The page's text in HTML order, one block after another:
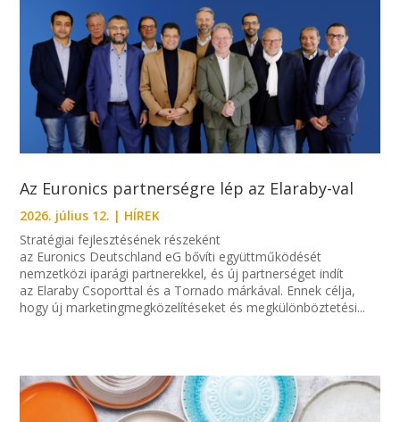
Az Euronics partnerségre lép az Elaraby-val
2026. július 12. | HÍREK
Stratégiai fejlesztésének részeként
az Euronics Deutschland eG bővíti együttműködését
nemzetközi iparági partnerekkel, és új partnerséget indít
az Elaraby Csoporttal és a Tornado márkával. Ennek célja,
hogy új marketingmegközelítéseket és megkülönböztetési...